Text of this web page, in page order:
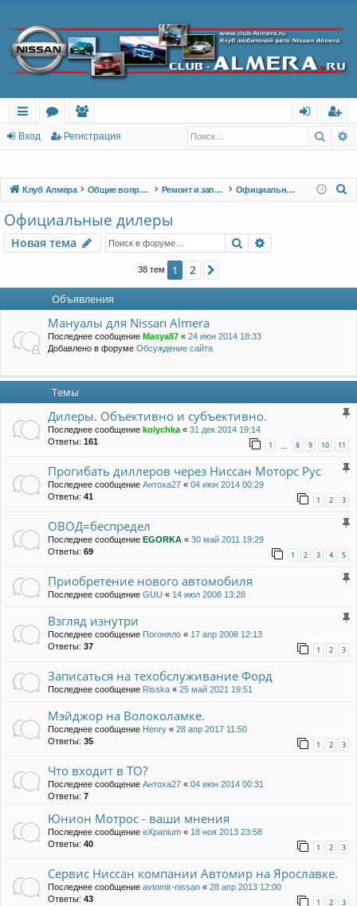
с
лк
о
м
ол
ов
ел
ег
тр
Вход Регистрация
Клуб Алмера Общие вопросы Ремонт и запчасти Официальные дилеры
Официальные дилеры
Новая тема Поиск
38 тем 1 2
Объявления
Мануалы для Nissan Almera
Последнее сообщение Masya87 « 24 июн 2014 18:33
Добавлено в форуме Обсуждение сайта
Темы
Дилеры. Объективно и субъективно.
Последнее сообщение kolychka « 31 дек 2014 19:14
Ответы: 161 1 8 9 10 11
Прогибать диллеров через Ниссан Моторс Рус
Последнее сообщение Антоха27 « 04 июн 2014 00:29
Ответы: 41 1 2 3
ОВОД=беспредел
Последнее сообщение EGORKA « 30 май 2011 19:29
Ответы: 69 1 2 3 4 5
Приобретение нового автомобиля
Последнее сообщение GUU « 14 июл 2008 13:28
Взгляд изнутри
Последнее сообщение Погоняло « 17 апр 2008 12:13
Ответы: 37 1 2 3
Записаться на техобслуживание Форд
Последнее сообщение Risska « 25 май 2021 19:51
Мэйджор на Волоколамке.
Последнее сообщение Henry « 28 апр 2017 11:50
Ответы: 35 1 2 3
Что входит в ТО?
Последнее сообщение Антоха27 « 04 июн 2014 00:31
Ответы: 7
Юнион Мотрос - ваши мнения
Последнее сообщение eXpanium « 18 ноя 2013 23:58
Ответы: 40 1 2 3
Сервис Ниссан компании Автомир на Ярославке.
Последнее сообщение avtomir-nissan « 28 апр 2013 12:00
Ответы: 43 1 2 3